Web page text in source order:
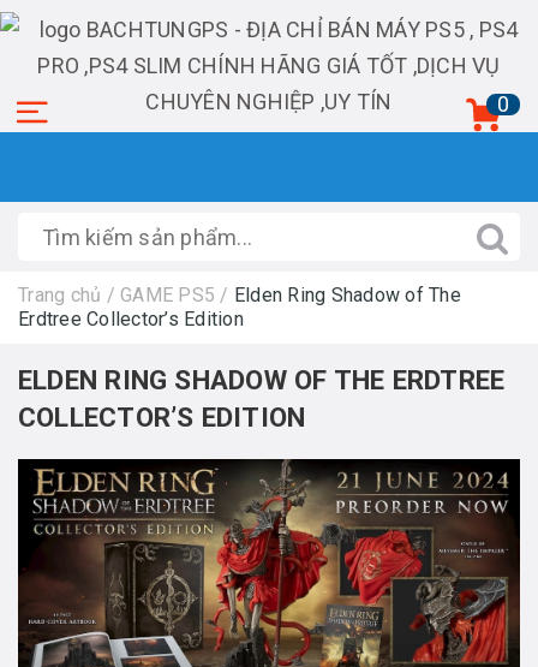
0
Trang chủ / GAME PS5 / Elden Ring Shadow of The
Erdtree Collector’s Edition
ELDEN RING SHADOW OF THE ERDTREE
COLLECTOR’S EDITION